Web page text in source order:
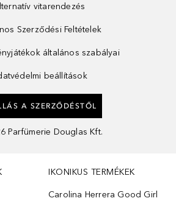
vitarendezés
Szerződési Feltételek
általános szabályai
beállítások
A SZERZŐDÉSTŐL
Parfümerie Douglas Kft.
IKONIKUS TERMÉKEK
Carolina Herrera Good Girl